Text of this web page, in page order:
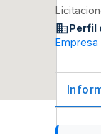
Perfil
Empresa